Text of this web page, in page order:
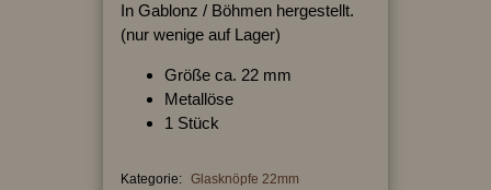
In Gablonz / Böhmen hergestellt.
(nur wenige auf Lager)
Größe ca. 22 mm
Metallöse
1 Stück
Kategorie: Glasknöpfe 22mm